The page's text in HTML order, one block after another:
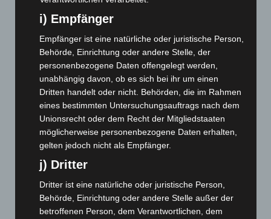
Dezember 2025
November 2025
(114)
Oktober 2025 (112)
September 2025(93)
August 2025(90)
Juli 2025(90)
Juni 2025(103)
Mai 2025(112)
März 2025
Februar 2025
(96)
Januar 2025(88)
i) Empfänger
Empfänger ist eine natürliche oder juristische Person,
Behörde, Einrichtung oder andere Stelle, der
personenbezogene Daten offengelegt werden,
unabhängig davon, ob es sich bei ihr um einen
Dritten handelt oder nicht. Behörden, die im Rahmen
eines bestimmten Untersuchungsauftrags nach dem
Unionsrecht oder dem Recht der Mitgliedstaaten
möglicherweise personenbezogene Daten erhalten,
gelten jedoch nicht als Empfänger.
j) Dritter
Dritter ist eine natürliche oder juristische Person,
Behörde, Einrichtung oder andere Stelle außer der
betroffenen Person, dem Verantwortlichen, dem